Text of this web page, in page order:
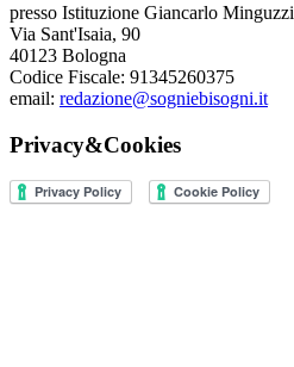
presso Istituzione Giancarlo Minguzzi
Via Sant'Isaia, 90
40123 Bologna
Codice Fiscale: 91345260375
email: redazione@sogniebisogni.it
Privacy&Cookies